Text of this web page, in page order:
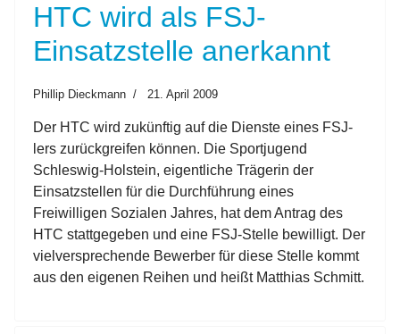
HTC wird als FSJ-
Einsatzstelle anerkannt
Phillip Dieckmann 21. April 2009
Der HTC wird zukünftig auf die Dienste eines FSJ-
lers zurückgreifen können. Die Sportjugend
Schleswig-Holstein, eigentliche Trägerin der
Einsatzstellen für die Durchführung eines
Freiwilligen Sozialen Jahres, hat dem Antrag des
HTC stattgegeben und eine FSJ-Stelle bewilligt. Der
vielversprechende Bewerber für diese Stelle kommt
aus den eigenen Reihen und heißt Matthias Schmitt.